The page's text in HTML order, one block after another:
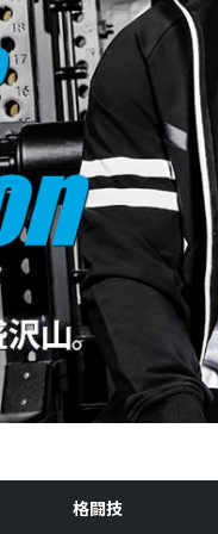
格闘技